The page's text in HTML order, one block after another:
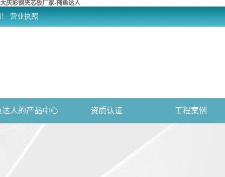
大庆彩钢夹芯板厂家-捕鱼达人
营业执照
达人的产品中心 资质认证 工程案例